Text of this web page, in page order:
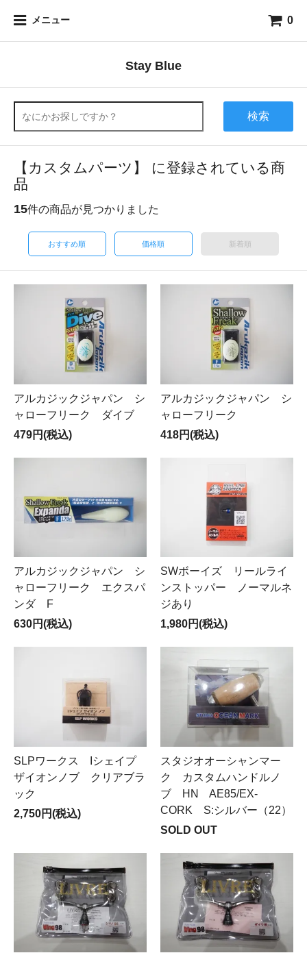
メニュー 0
Stay Blue
検索
【カスタムパーツ】 に登録されている商
品
15件の商品が見つかりました
おすすめ順 価格順 新着順
アルカジックジャパン シ
ャローフリーク ダイブ
479円(税込)
アルカジックジャパン シ
ャローフリーク
418円(税込)
アルカジックジャパン シ
ャローフリーク エクスパ
ンダ F
630円(税込)
SWボーイズ リールライ
ンストッパー ノーマルネ
ジあり
1,980円(税込)
SLPワークス Iシェイプ
ザイオンノブ クリアブラ
ック
2,750円(税込)
スタジオオーシャンマー
ク カスタムハンドルノ
ブ HN AE85/EX-
CORK S:シルバー（22）
SOLD OUT